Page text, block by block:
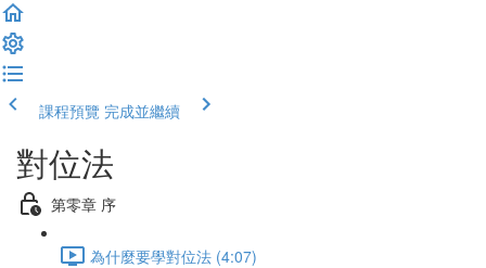
課程預覽 完成並繼續
對位法
第零章 序
為什麼要學對位法 (4:07)